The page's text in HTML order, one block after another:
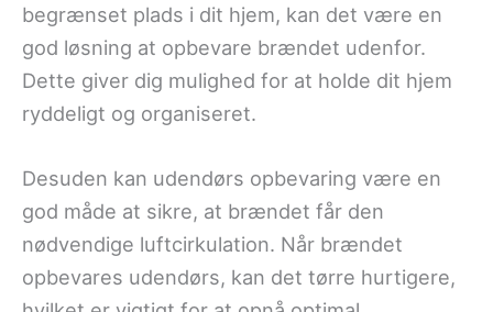
begrænset plads i dit hjem, kan det være en
god løsning at opbevare brændet udenfor.
Dette giver dig mulighed for at holde dit hjem
ryddeligt og organiseret.
Desuden kan udendørs opbevaring være en
god måde at sikre, at brændet får den
nødvendige luftcirkulation. Når brændet
opbevares udendørs, kan det tørre hurtigere,